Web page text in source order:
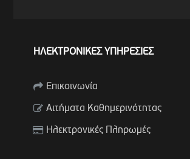
ΗΛΕΚΤΡΟΝΙΚΕΣ ΥΠΗΡΕΣΙΕΣ
Επικοινωνία
Αιτήματα Καθημερινότητας
Ηλεκτρονικές Πληρωμές